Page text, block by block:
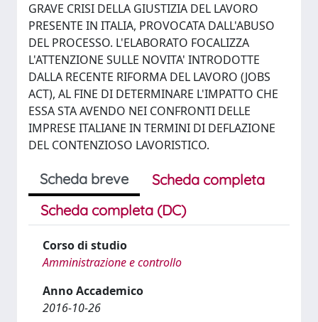
GRAVE CRISI DELLA GIUSTIZIA DEL LAVORO
PRESENTE IN ITALIA, PROVOCATA DALL'ABUSO
DEL PROCESSO. L'ELABORATO FOCALIZZA
L'ATTENZIONE SULLE NOVITA' INTRODOTTE
DALLA RECENTE RIFORMA DEL LAVORO (JOBS
ACT), AL FINE DI DETERMINARE L'IMPATTO CHE
ESSA STA AVENDO NEI CONFRONTI DELLE
IMPRESE ITALIANE IN TERMINI DI DEFLAZIONE
DEL CONTENZIOSO LAVORISTICO.
Scheda breve
Scheda completa
Scheda completa (DC)
Corso di studio
Amministrazione e controllo
Anno Accademico
2016-10-26